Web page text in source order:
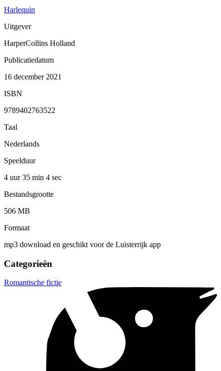
Harlequin
Uitgever
HarperCollins Holland
Publicatiedatum
16 december 2021
ISBN
9789402763522
Taal
Nederlands
Speelduur
4 uur 35 min 4 sec
Bestandsgrootte
506 MB
Formaat
mp3 download en geschikt voor de Luisterrijk app
Categorieën
Romantische fictie